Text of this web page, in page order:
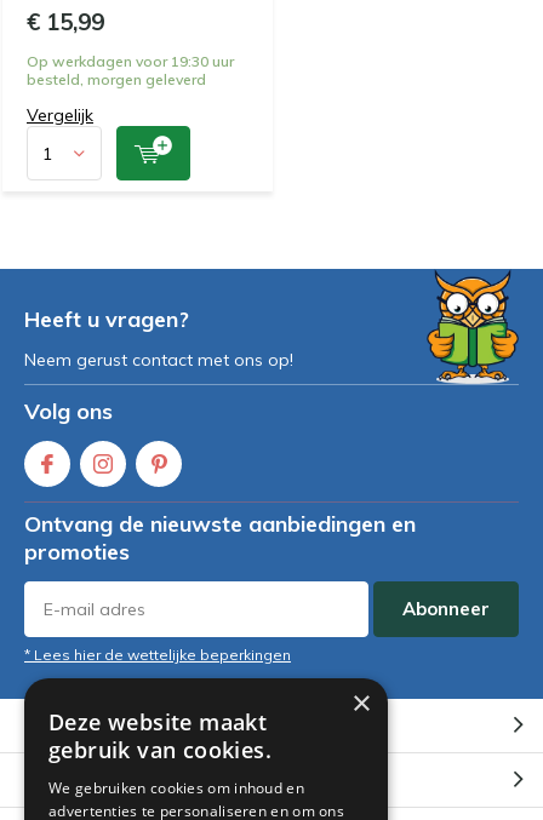
€ 15,99
Op werkdagen voor 19:30 uur
besteld, morgen geleverd
Vergelijk
Heeft u vragen?
Neem gerust contact met ons op!
Volg ons
Ontvang de nieuwste aanbiedingen en
promoties
Abonneer
* Lees hier de wettelijke beperkingen
Klantenservice
Mijn account
×
Deze website maakt
gebruik van cookies.
We gebruiken cookies om inhoud en
advertenties te personaliseren en om ons